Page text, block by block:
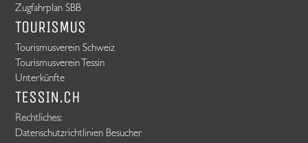
Zugfahrplan SBB
TOURISMUS
Tourismusverein Schweiz
Tourismusverein Tessin
Unterkünfte
TESSIN.CH
Rechtliches:
Datenschutzrichtlinien Besucher